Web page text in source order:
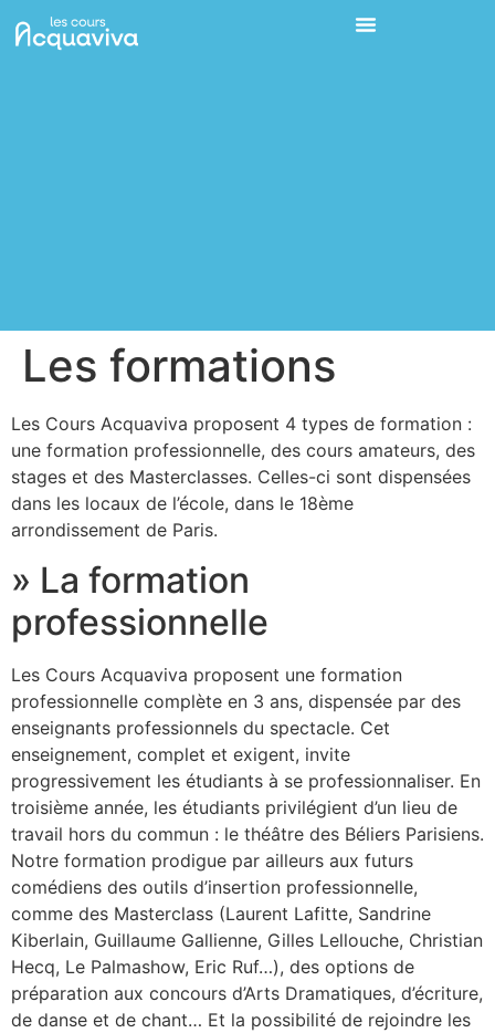
Les formations
Les Cours Acquaviva proposent 4 types de formation :
une formation professionnelle, des cours amateurs, des
stages et des Masterclasses. Celles-ci sont dispensées
dans les locaux de l’école, dans le 18ème
arrondissement de Paris.
» La formation
professionnelle
Les Cours Acquaviva proposent une formation
professionnelle complète en 3 ans, dispensée par des
enseignants professionnels du spectacle. Cet
enseignement, complet et exigent, invite
progressivement les étudiants à se professionnaliser. En
troisième année, les étudiants privilégient d’un lieu de
travail hors du commun : le théâtre des Béliers Parisiens.
Notre formation prodigue par ailleurs aux futurs
comédiens des outils d’insertion professionnelle,
comme des Masterclass (Laurent Lafitte, Sandrine
Kiberlain, Guillaume Gallienne, Gilles Lellouche, Christian
Hecq, Le Palmashow, Eric Ruf…), des options de
préparation aux concours d’Arts Dramatiques, d’écriture,
de danse et de chant… Et la possibilité de rejoindre les